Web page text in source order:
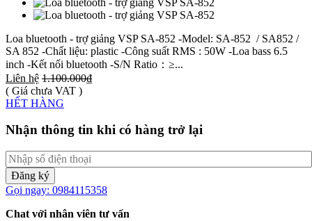
Loa bluetooth - trợ giảng VSP SA-852 -Model: SA-852 / SA852 /
SA 852 -Chất liệu: plastic -Công suất RMS : 50W -Loa bass 6.5
inch -Kết nối bluetooth -S/N Ratio：≥...
Liên hệ 1.100.000₫
( Giá chưa VAT )
HẾT HÀNG
Nhận thông tin khi có hàng trở lại
Đăng ký
Gọi ngay: 0984115358
Chat với nhân viên tư vấn